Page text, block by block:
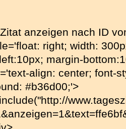
anzeigen nach ID
right; width:
margin-
align: center; font-
#b36d00;'>